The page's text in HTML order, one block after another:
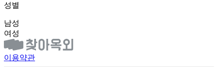
성별
남성
여성
이용약관